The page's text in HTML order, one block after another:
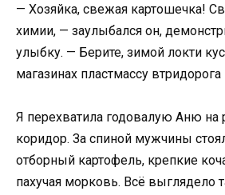
— Хозяйка, свежая картошечка!
химии, — заулыбался он,
улыбку. — Берите, зимой локти
магазинах пластмассу втридорога
Я перехватила годовалую Аню на
коридор. За спиной мужчины
отборный картофель, крепкие
пахучая морковь. Всё выглядело